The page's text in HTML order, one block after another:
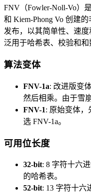
FNV（Fowler-Noll-Vo）
和 Kiem-Phong Vo 创建
发布，以其简单性、速
泛用于哈希表、校验和和
算法变体
FNV-1a: 改进版变
然后相乘。由于雪
FNV-1: 原始变体，
选 FNV-1a。
可用位长度
32-bit: 8 字符十六
的哈希表。
52-bit: 13 字符十六